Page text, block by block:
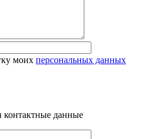
моих персональных данных
данные